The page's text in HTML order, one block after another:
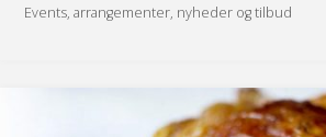
Events, arrangementer, nyheder og tilbud